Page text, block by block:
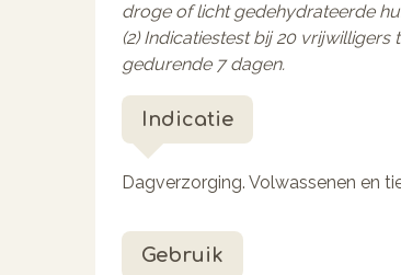
droge of licht gedehydrateerde
(2) Indicatiestest bij 20
gedurende 7 dagen.
Indicatie
Dagverzorging. Volwassenen en
Gebruik